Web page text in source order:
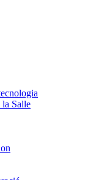
la Salle